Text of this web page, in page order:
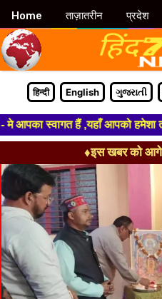
हिन्दी English ગુજરાતી
स्वागत हैं ,यहाँ आपको हमेशा
♦इस खबर को
Home ताज़ातरीन प्रदेश